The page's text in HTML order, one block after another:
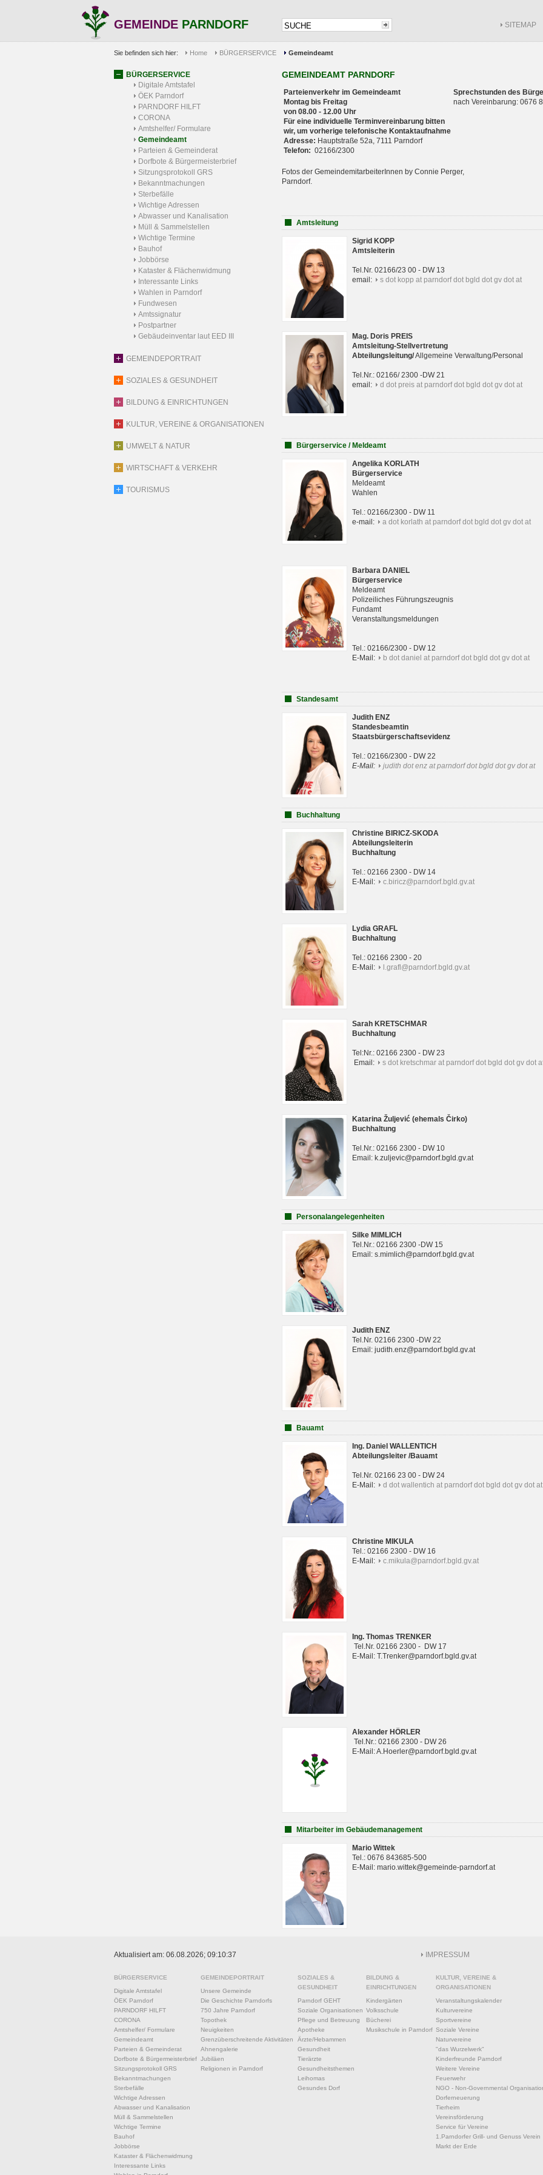
GEMEINDE PARNDORF SITEMAP
Sie befinden sich hier: Home BÜRGERSERVICE Gemeindeamt
BÜRGERSERVICE
Digitale Amtstafel
ÖEK Parndorf
PARNDORF HILFT
CORONA
Amtshelfer/ Formulare
Gemeindeamt
Parteien & Gemeinderat
Dorfbote & Bürgermeisterbrief
Sitzungsprotokoll GRS
Bekanntmachungen
Sterbefälle
Wichtige Adressen
Abwasser und Kanalisation
Müll & Sammelstellen
Wichtige Termine
Bauhof
Jobbörse
Kataster & Flächenwidmung
Interessante Links
Wahlen in Parndorf
Fundwesen
Amtssignatur
Postpartner
Gebäudeinventar laut EED III
GEMEINDEPORTRAIT
SOZIALES & GESUNDHEIT
BILDUNG & EINRICHTUNGEN
KULTUR, VEREINE & ORGANISATIONEN
UMWELT & NATUR
WIRTSCHAFT & VERKEHR
TOURISMUS
GEMEINDEAMT PARNDORF
Parteienverkehr im Gemeindeamt
Montag bis Freitag
von 08.00 - 12.00 Uhr
Für eine individuelle Terminvereinbarung bitten
wir, um vorherige telefonische Kontaktaufnahme
Adresse: Hauptstraße 52a, 7111 Parndorf
Telefon: 02166/2300
Sprechstunden des
nach Vereinbarung: 0676
Fotos der GemeindemitarbeiterInnen by Connie Perger,
Parndorf.
Amtsleitung
Sigrid KOPP
Amtsleiterin
Tel.Nr. 02166/23 00 - DW 13
email:
s dot kopp at parndorf dot bgld dot gv dot at
Mag. Doris PREIS
Amtsleitung-Stellvertretung
Abteilungsleitung/Allgemeine Verwaltung/Personal
Tel.Nr.: 02166/ 2300 -DW 21
email:
d dot preis at parndorf dot bgld dot gv dot at
Bürgerservice / Meldeamt
Angelika KORLATH
Bürgerservice
Meldeamt
Wahlen
Tel.: 02166/2300 - DW 11
e-mail:
a dot korlath at parndorf dot bgld dot gv dot at
Barbara DANIEL
Bürgerservice
Meldeamt
Polizeiliches Führungszeugnis
Fundamt
Veranstaltungsmeldungen
Tel.: 02166/2300 - DW 12
E-Mail:
b dot daniel at parndorf dot bgld dot gv dot at
Standesamt
Judith ENZ
Standesbeamtin
Staatsbürgerschaftsevidenz
Tel.: 02166/2300 - DW 22
E-Mail:
judith dot enz at parndorf dot bgld dot gv dot at
Buchhaltung
Christine BIRICZ-SKODA
Abteilungsleiterin
Buchhaltung
Tel.: 02166 2300 - DW 14
E-Mail:
c.biricz@parndorf.bgld.gv.at
Lydia GRAFL
Buchhaltung
Tel.: 02166 2300 - 20
E-Mail:
l.grafl@parndorf.bgld.gv.at
Sarah KRETSCHMAR
Buchhaltung
Tel:Nr.: 02166 2300 - DW 23
Email:
s dot kretschmar at parndorf dot bgld dot gv dot
Katarina Žuljević (ehemals Čirko)
Buchhaltung
Tel.Nr.: 02166 2300 - DW 10
Email: k.zuljevic@parndorf.bgld.gv.at
Personalangelegenheiten
Silke MIMLICH
Tel.Nr.: 02166 2300 -DW 15
Email: s.mimlich@parndorf.bgld.gv.at
Judith ENZ
Tel.Nr. 02166 2300 -DW 22
Email: judith.enz@parndorf.bgld.gv.at
Bauamt
Ing. Daniel WALLENTICH
Abteilungsleiter /Bauamt
Tel.Nr. 02166 23 00 - DW 24
E-Mail:
d dot wallentich at parndorf dot bgld dot gv dot at
Christine MIKULA
Tel.: 02166 2300 - DW 16
E-Mail:
c.mikula@parndorf.bgld.gv.at
Ing. Thomas TRENKER
Tel.Nr. 02166 2300 - DW 17
E-Mail: T.Trenker@parndorf.bgld.gv.at
Alexander HÖRLER
Tel.Nr.: 02166 2300 - DW 26
E-Mail: A.Hoerler@parndorf.bgld.gv.at
Mitarbeiter im Gebäudemanagement
Mario Wittek
Tel.: 0676 843685-500
E-Mail: mario.wittek@gemeinde-parndorf.at
Aktualisiert am: 06.08.2026; 09:10:37 IMPRESSUM
BÜRGERSERVICE
Digitale Amtstafel
ÖEK Parndorf
PARNDORF HILFT
CORONA
Amtshelfer/ Formulare
Gemeindeamt
Parteien & Gemeinderat
Dorfbote & Bürgermeisterbrief
Sitzungsprotokoll GRS
Bekanntmachungen
Sterbefälle
Wichtige Adressen
Abwasser und Kanalisation
Müll & Sammelstellen
Wichtige Termine
Bauhof
Jobbörse
Kataster & Flächenwidmung
Interessante Links
GEMEINDEPORTRAIT
Unsere Gemeinde
Die Geschichte Parndorfs
750 Jahre Parndorf
Topothek
Neuigkeiten
Grenzüberschreitende Aktivitäten
Ahnengalerie
Jubiläen
Religionen in Parndorf
SOZIALES &
GESUNDHEIT
Parndorf GEHT
Soziale Organisationen
Pflege und Betreuung
Apotheke
Ärzte/Hebammen
Gesundheit
Tierärzte
Gesundheitsthemen
Leihomas
Gesundes Dorf
BILDUNG &
EINRICHTUNGEN
Kindergärten
Volksschule
Bücherei
Musikschule in Parndorf
KULTUR, VEREINE &
ORGANISATIONEN
Veranstaltungskalender
Kulturvereine
Sportvereine
Soziale Vereine
Naturvereine
"das Wurzelwerk"
Kinderfreunde Parndorf
Weitere Vereine
Feuerwehr
NGO - Non-Governmental
Dorferneuerung
Tierheim
Vereinsförderung
Service für Vereine
1.Parndorfer Grill- und Genuss Verein
Markt der Erde